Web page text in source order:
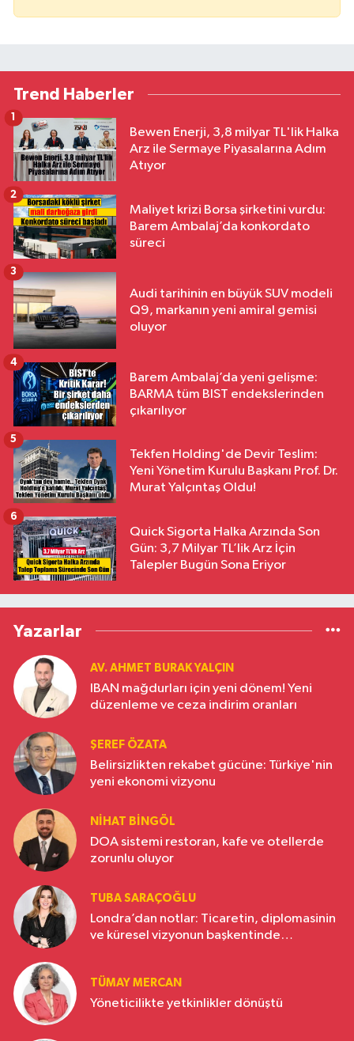
Trend Haberler
Bewen Enerji, 3,8 milyar TL'lik Halka
Arz ile Sermaye Piyasalarına Adım
Atıyor
1
Maliyet krizi Borsa şirketini vurdu:
Barem Ambalaj’da konkordato
süreci
2
Audi tarihinin en büyük SUV modeli
Q9, markanın yeni amiral gemisi
oluyor
3
Barem Ambalaj’da yeni gelişme:
BARMA tüm BIST endekslerinden
çıkarılıyor
4
Tekfen Holding'de Devir Teslim:
Yeni Yönetim Kurulu Başkanı Prof. Dr.
Murat Yalçıntaş Oldu!
5
Quick Sigorta Halka Arzında Son
Gün: 3,7 Milyar TL’lik Arz İçin
Talepler Bugün Sona Eriyor
6
Yazarlar
AV. AHMET BURAK YALÇIN
IBAN mağdurları için yeni dönem! Yeni
düzenleme ve ceza indirim oranları
ŞEREF ÖZATA
Belirsizlikten rekabet gücüne: Türkiye'nin
yeni ekonomi vizyonu
NIHAT BINGÖL
DOA sistemi restoran, kafe ve otellerde
zorunlu oluyor
TUBA SARAÇOĞLU
Londra’dan notlar: Ticaretin, diplomasinin
ve küresel vizyonun başkentinde
TÜMAY MERCAN
Yöneticilikte yetkinlikler dönüştü